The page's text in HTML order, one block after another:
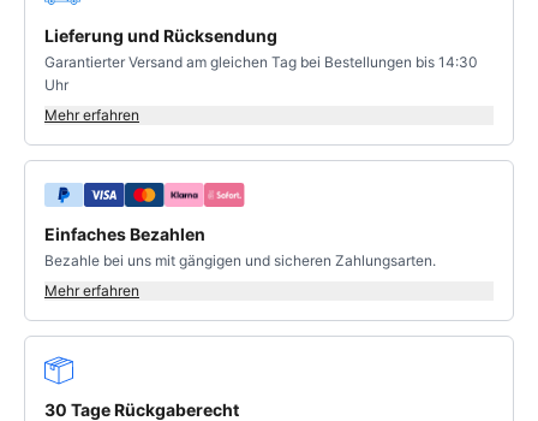
Lieferung und Rücksendung
Garantierter Versand am gleichen Tag bei Bestellungen bis 14:30
Uhr
Mehr erfahren
Einfaches Bezahlen
Bezahle bei uns mit gängigen und sicheren Zahlungsarten.
Mehr erfahren
30 Tage Rückgaberecht